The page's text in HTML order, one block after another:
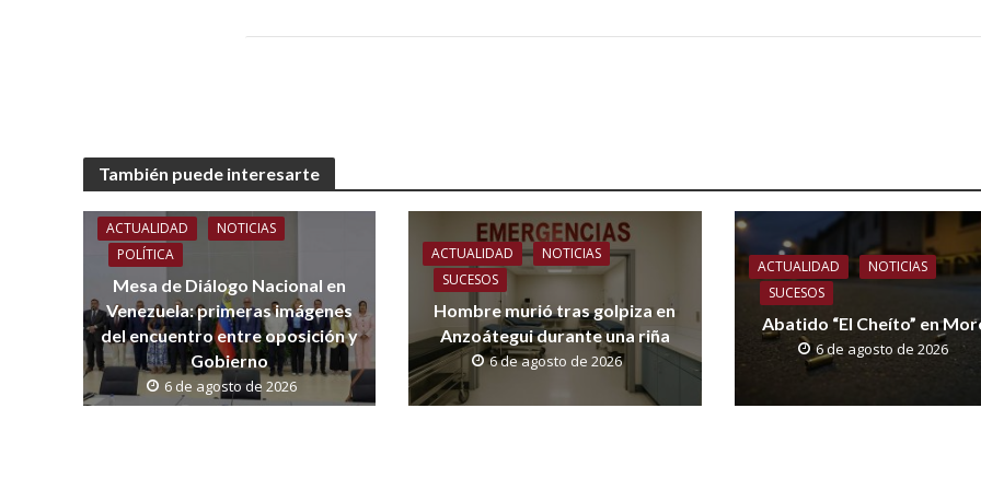
También puede interesarte
ACTUALIDAD
NOTICIAS
POLÍTICA
Mesa de Diálogo Nacional en
Venezuela: primeras imágenes
del encuentro entre oposición y
Gobierno
6 de agosto de 2026
ACTUALIDAD
NOTICIAS
SUCESOS
Hombre murió tras golpiza en
Anzoátegui durante una riña
6 de agosto de 2026
ACTUALIDAD
NOTICIAS
SUCESOS
Abatido “El Cheíto” en
6 de agosto de 2026